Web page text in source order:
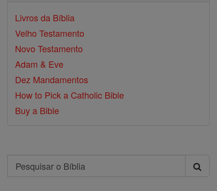
Livros da Bíblia
Velho Testamento
Novo Testamento
Adam & Eve
Dez Mandamentos
How to Pick a Catholic Bible
Buy a Bible
Search
Pesquisar